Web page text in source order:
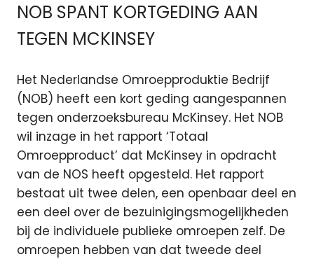
NOB SPANT KORTGEDING AAN
TEGEN MCKINSEY
Het Nederlandse Omroepproduktie Bedrijf
(NOB) heeft een kort geding aangespannen
tegen onderzoeksbureau McKinsey. Het NOB
wil inzage in het rapport ‘Totaal
Omroepproduct’ dat McKinsey in opdracht
van de NOS heeft opgesteld. Het rapport
bestaat uit twee delen, een openbaar deel en
een deel over de bezuinigingsmogelijkheden
bij de individuele publieke omroepen zelf. De
omroepen hebben van dat tweede deel